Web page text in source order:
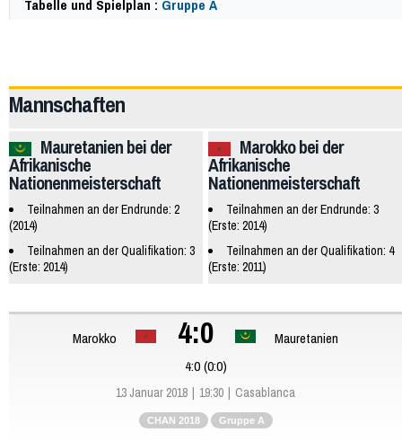
Tabelle und Spielplan : Gruppe A
Mannschaften
Marokko bei der
Afrikanische
Nationenmeisterschaft
Teilnahmen an der Endrunde: 3
(Erste: 2014)
Teilnahmen an der Qualifikation: 4
(Erste: 2011)
Mauretanien bei der
Afrikanische
Nationenmeisterschaft
Teilnahmen an der Endrunde: 2
(2014)
Teilnahmen an der Qualifikation: 3
(Erste: 2014)
Marokko 4:0
Mauretanien
4:0 (0:0)
13 Januar 2018 19:30 Casablanca
CHAN 2018 Gruppe A